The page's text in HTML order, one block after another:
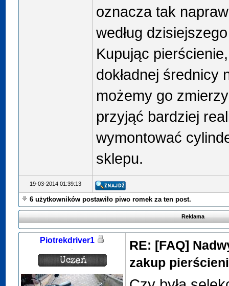
oznacza tak
według
Kupując
dokładnej średnicy
możemy go
przyjąć bardziej
wymontować
sklepu.
19-03-2014 01:39:13
6 użytkowników postawiło piwo romek za ten post.
Reklama
Piotrekdriver1
-
RE: [FAQ]
zakup pierścieni